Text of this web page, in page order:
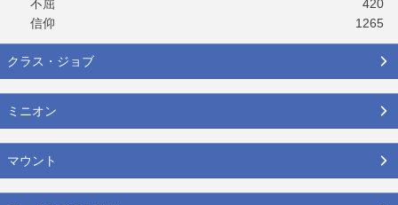
不屈
420
信仰
1265
クラス・ジョブ
ミニオン
マウント